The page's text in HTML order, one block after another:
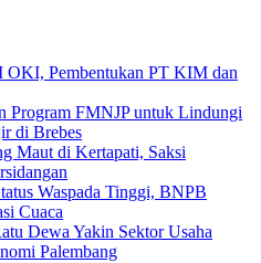
Pembentukan PT KIM dan
Program FMNJP untuk Lindungi
di Brebes
Maut di Kertapati, Saksi
Waspada Tinggi, BNPB
Cuaca
Dewa Yakin Sektor Usaha
Palembang